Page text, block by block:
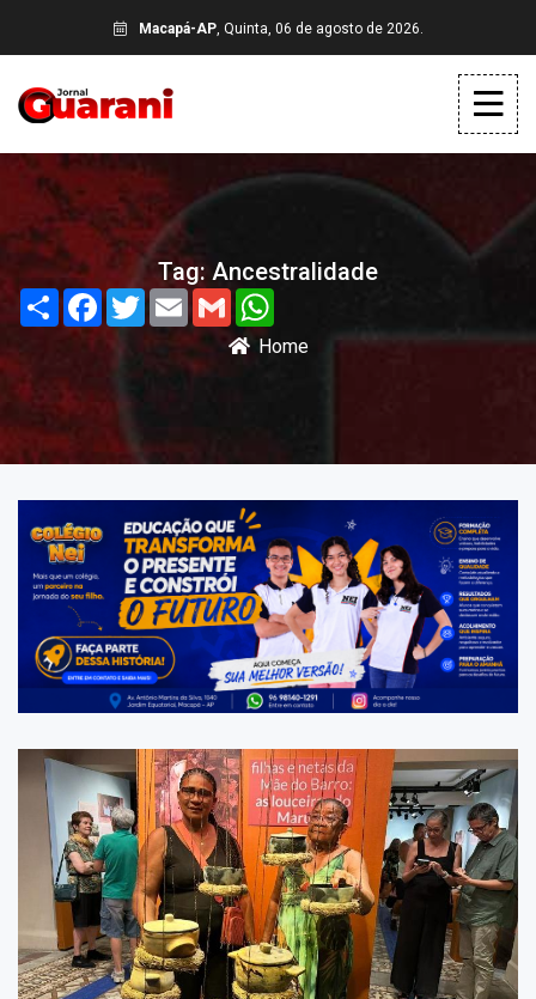
Macapá-AP, Quinta, 06 de agosto de 2026.
Tag: Ancestralidade
ShareFacebook
TwitterEmail Gmail
Home